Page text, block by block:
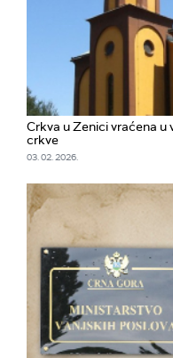
Crkva u Zenici vraćena
crkve
03. 02. 2026.